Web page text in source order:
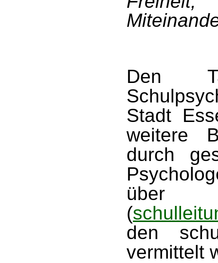
Den
Stadt
weitere
durch
(
den
vermittelt